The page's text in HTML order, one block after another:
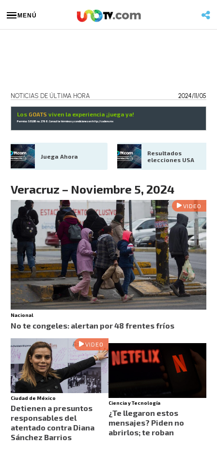
MENÚ
NOTICIAS DE ÚLTIMA HORA 2024/11/05
Los GOATS viven la experiencia ¡juega ya!
Permiso SEGOB no. 2768. Consulta términos y condiciones enhttp://codere.mx
Juega Ahora
Resultados
elecciones USA
Veracruz – Noviembre 5, 2024
VIDEO
Nacional
No te congeles: alertan por 48 frentes fríos
VIDEO
Ciudad de México
Detienen a presuntos
responsables del
atentado contra Diana
Sánchez Barrios
Ciencia y Tecnología
¿Te llegaron estos
mensajes? Piden no
abrirlos; te roban